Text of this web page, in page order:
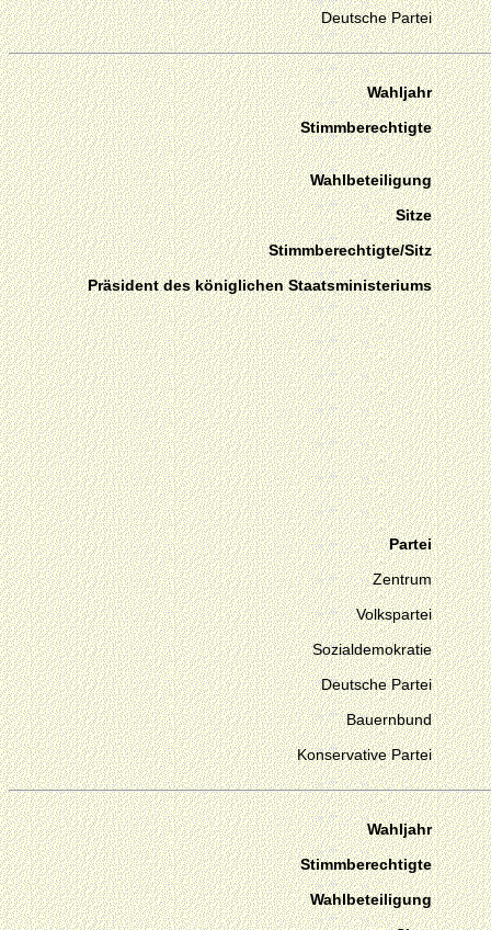
Deutsche Partei
Wahljahr
Stimmberechtigte
Wahlbeteiligung
Sitze
Stimmberechtigte/Sitz
Präsident des königlichen Staatsministeriums
Partei
Zentrum
Volkspartei
Sozialdemokratie
Deutsche Partei
Bauernbund
Konservative Partei
Wahljahr
Stimmberechtigte
Wahlbeteiligung